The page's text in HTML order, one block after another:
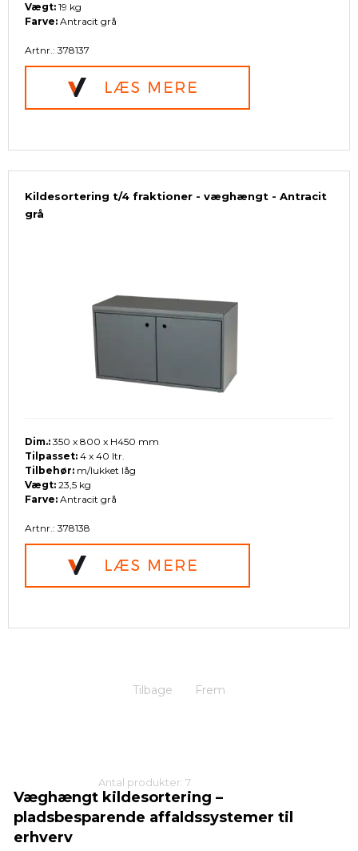
Vægt: 19 kg
Farve: Antracit grå
Artnr.: 378137
Kildesortering t/4 fraktioner - væghængt - Antracit
grå
Dim.: 350 x 800 x H450 mm
Tilpasset: 4 x 40 ltr.
Tilbehør: m/lukket låg
Vægt: 23,5 kg
Farve: Antracit grå
Artnr.: 378138
Tilbage Frem
Antal produkter: 7
Væghængt kildesortering –
pladsbesparende affaldssystemer til
erhverv